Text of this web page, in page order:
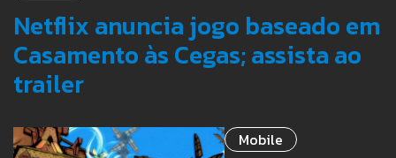
Netflix anuncia jogo baseado em
Casamento às Cegas; assista ao
trailer
Mobile